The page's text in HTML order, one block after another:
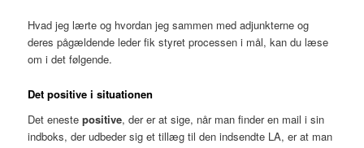
Hvad jeg lærte og hvordan jeg sammen med adjunkterne og
deres pågældende leder fik styret processen i mål, kan du læse
om i det følgende.
Det positive i situationen
Det enestepositive, der er at sige, når man finder en mail i sin
indboks, der udbeder sig et tillæg til den indsendte LA, er at man